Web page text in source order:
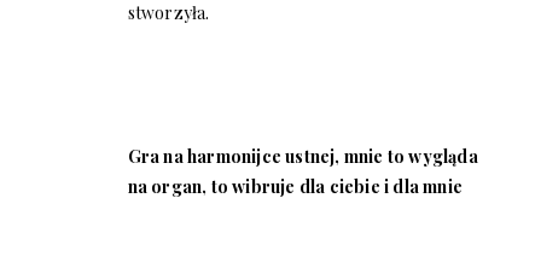
stworzyła.
Gra na harmonijce ustnej, mnie to wygląda
na organ, to wibruje dla ciebie i dla mnie